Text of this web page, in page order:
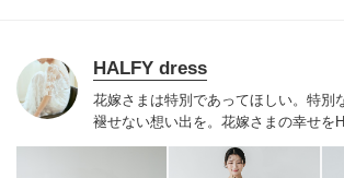
HALFY dress
花嫁さまは特別であってほしい。特別
褪せない想い出を。 花嫁さまの幸せを
いたします。HALFYのドレスを見に纏
来の美しさを引きだし、ご自身の魅力